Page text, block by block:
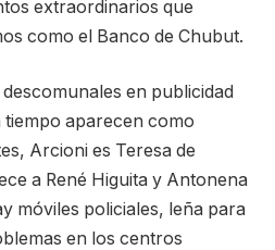
extraordinarios que
como el Banco de Chubut.
en publicidad
aparecen como
Arcioni es Teresa de
a René Higuita y Antonena
móviles policiales, leña para
en los centros